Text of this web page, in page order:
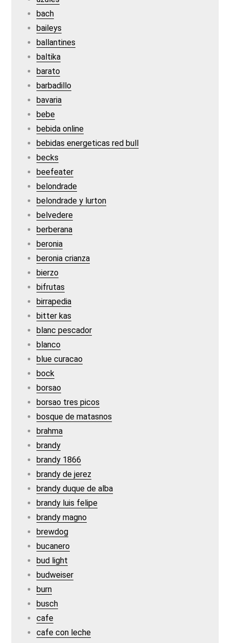
bach
baileys
ballantines
baltika
barato
barbadillo
bavaria
bebe
bebida online
bebidas energeticas red bull
becks
beefeater
belondrade
belondrade y lurton
belvedere
berberana
beronia
beronia crianza
bierzo
bifrutas
birrapedia
bitter kas
blanc pescador
blanco
blue curacao
bock
borsao
borsao tres picos
bosque de matasnos
brahma
brandy
brandy 1866
brandy de jerez
brandy duque de alba
brandy luis felipe
brandy magno
brewdog
bucanero
bud light
budweiser
burn
busch
cafe
cafe con leche